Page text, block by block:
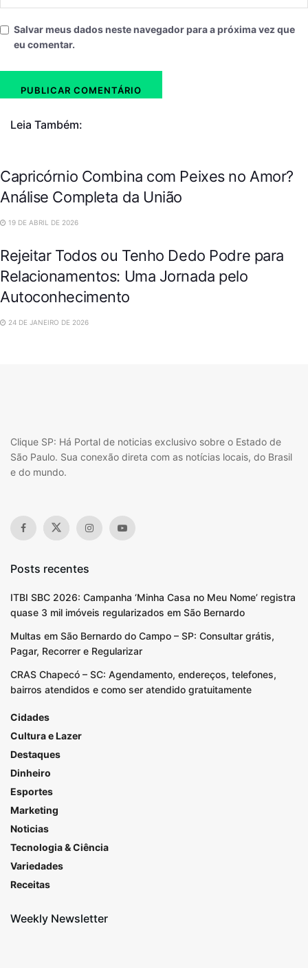
Salvar meus dados neste navegador para a próxima vez que
eu comentar.
Leia Também:
Capricórnio Combina com Peixes no Amor?
Análise Completa da União
19 DE ABRIL DE 2026
Rejeitar Todos ou Tenho Dedo Podre para
Relacionamentos: Uma Jornada pelo
Autoconhecimento
24 DE JANEIRO DE 2026
Clique SP: Há Portal de noticias exclusivo sobre o Estado de
São Paulo. Sua conexão direta com as notícias locais, do Brasil
e do mundo.
Posts recentes
ITBI SBC 2026: Campanha ‘Minha Casa no Meu Nome’ registra
quase 3 mil imóveis regularizados em São Bernardo
Multas em São Bernardo do Campo – SP: Consultar grátis,
Pagar, Recorrer e Regularizar
CRAS Chapecó – SC: Agendamento, endereços, telefones,
bairros atendidos e como ser atendido gratuitamente
Cidades
Cultura e Lazer
Destaques
Dinheiro
Esportes
Marketing
Noticias
Tecnologia & Ciência
Variedades
Receitas
Weekly Newsletter